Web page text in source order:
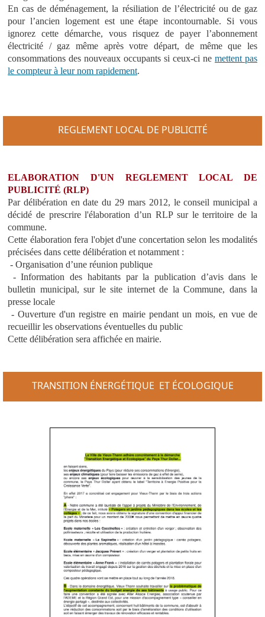
En cas de déménagement, la résiliation de l’électricité ou de gaz
pour l’ancien logement est une étape incontournable. Si vous
ignorez cette démarche, vous risquez de payer l’abonnement
électricité / gaz même après votre départ, de même que les
consommations des nouveaux occupants si ceux-ci ne mettent pas
le compteur à leur nom rapidement.
REGLEMENT LOCAL DE PUBLICITÉ
ELABORATION D'UN REGLEMENT LOCAL DE
PUBLICITÉ (RLP)
Par délibération en date du 29 mars 2012, le conseil municipal a
décidé de prescrire l'élaboration d’un RLP sur le territoire de la
commune.
Cette élaboration fera l'objet d'une concertation selon les modalités
précisées dans cette délibération et notamment :
- Organisation d’une réunion publique
- Information des habitants par la publication d’avis dans le
bulletin municipal, sur le site internet de la Commune, dans la
presse locale
- Ouverture d'un registre en mairie pendant un mois, en vue de
recueillir les observations éventuelles du public
Cette délibération sera affichée en mairie.
TRANSITION ÉNERGÉTIQUE ET ÉCOLOGIQUE